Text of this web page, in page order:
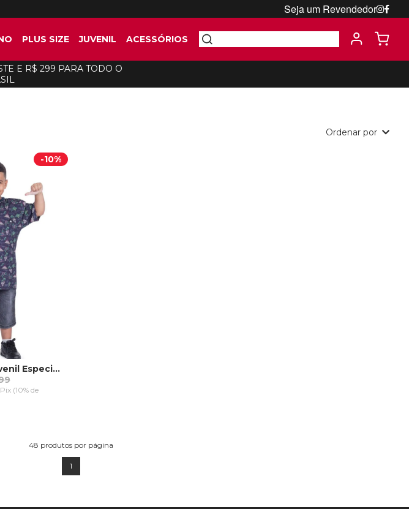
Seja um Revendedor
PLUS SIZE JUVENIL ACESSÓRIOS
E R$ 299 PARA TODO O
Ordenar por
-10%
Camiseta HD Juvenil Especial Estampada Island Azul Marinho
(10% de
48 produtos por página
1